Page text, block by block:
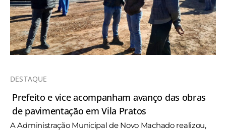
DESTAQUE
Prefeito e vice acompanham avanço das obras
de pavimentação em Vila Pratos
A Administração Municipal de Novo Machado realizou,